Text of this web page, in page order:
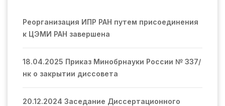
Реорганизация ИПР РАН путем присоединения
к ЦЭМИ РАН завершена
18.04.2025 Приказ Минобрнауки России № 337/
нк о закрытии диссовета
20.12.2024 Заседание Диссертационного